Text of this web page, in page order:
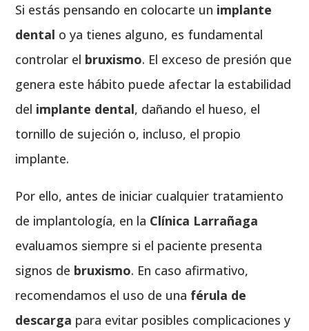
Si estás pensando en colocarte un implante
dental o ya tienes alguno, es fundamental
controlar el bruxismo. El exceso de presión que
genera este hábito puede afectar la estabilidad
del implante dental, dañando el hueso, el
tornillo de sujeción o, incluso, el propio
implante.
Por ello, antes de iniciar cualquier tratamiento
de implantología, en la Clínica Larrañaga
evaluamos siempre si el paciente presenta
signos de bruxismo. En caso afirmativo,
recomendamos el uso de una férula de
descarga para evitar posibles complicaciones y